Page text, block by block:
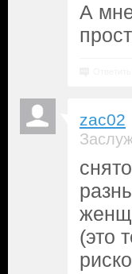
А
zac02
(это